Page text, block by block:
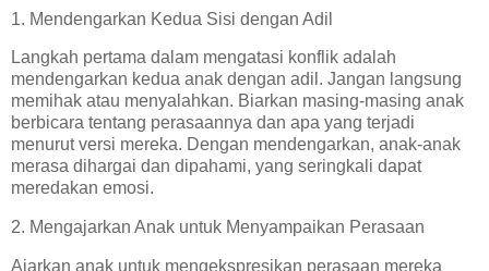
1. Mendengarkan Kedua Sisi dengan Adil
Langkah pertama dalam mengatasi konflik adalah
mendengarkan kedua anak dengan adil. Jangan langsung
memihak atau menyalahkan. Biarkan masing-masing anak
berbicara tentang perasaannya dan apa yang terjadi
menurut versi mereka. Dengan mendengarkan, anak-anak
merasa dihargai dan dipahami, yang seringkali dapat
meredakan emosi.
2. Mengajarkan Anak untuk Menyampaikan Perasaan
Ajarkan anak untuk mengekspresikan perasaan mereka